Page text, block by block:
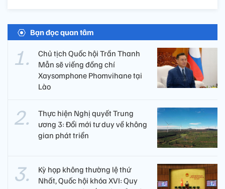
Bạn đọc quan tâm
Chủ tịch Quốc hội Trần Thanh
Mẫn sẽ viếng đồng chí
Xaysomphone Phomvihane tại
Lào
Thực hiện Nghị quyết Trung
ương 3: Đổi mới tư duy về không
gian phát triển
Kỳ họp không thường lệ thứ
Nhất, Quốc hội khóa XVI: Quy